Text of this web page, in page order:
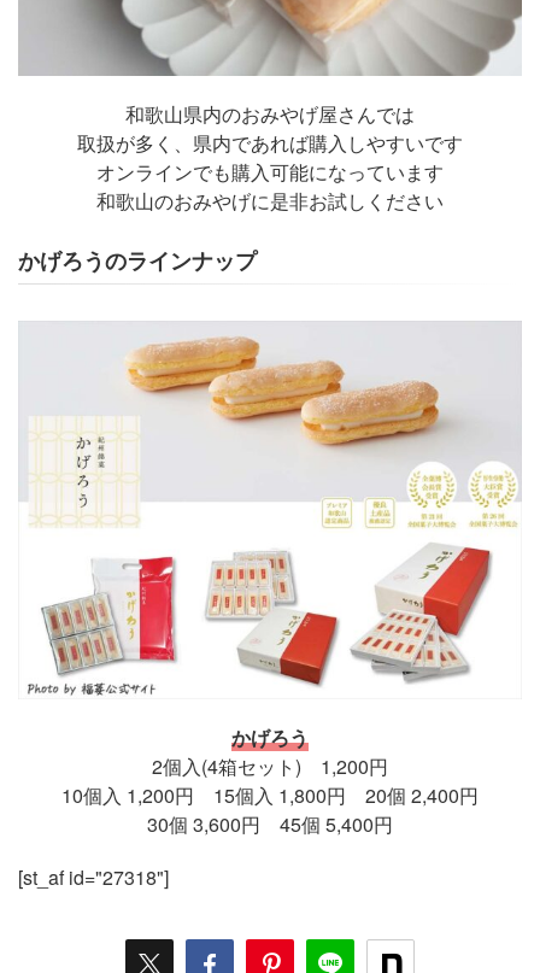
和歌山県内のおみやげ屋さんでは
取扱が多く、県内であれば購入しやすいです
オンラインでも購入可能になっています
和歌山のおみやげに是非お試しください
かげろうのラインナップ
かげろう
2個入(4箱セット) 1,200円
10個入 1,200円 15個入 1,800円 20個 2,400円
30個 3,600円 45個 5,400円
[st_af id="27318"]